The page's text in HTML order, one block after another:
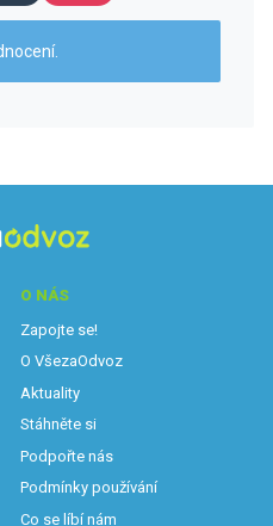
O NÁS
Zapojte se!
O VšezaOdvoz
Aktuality
Stáhněte si
Podpořte nás
Podmínky používání
Co se líbí nám